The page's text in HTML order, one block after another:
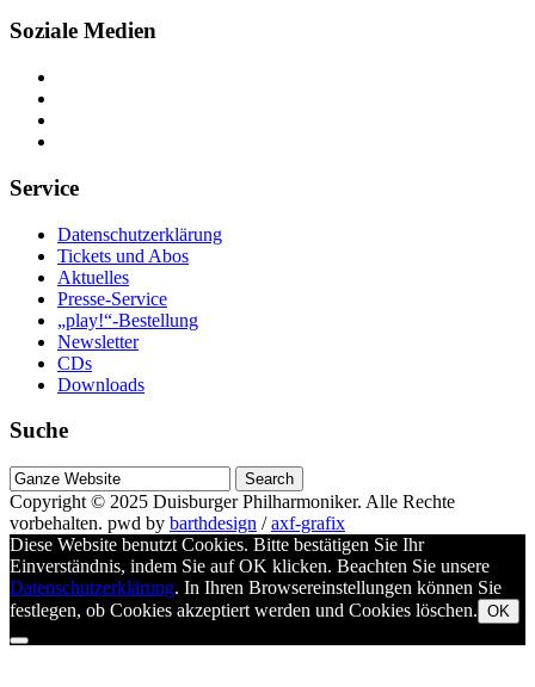
Soziale Medien
Service
Datenschutzerklärung
Tickets und Abos
Aktuelles
Presse-Service
„play!“-Bestellung
Newsletter
CDs
Downloads
Suche
Suche
nach
Copyright © 2025 Duisburger Philharmoniker. Alle Rechte
vorbehalten. pwd by barthdesign /axf-grafix
Diese Website benutzt Cookies. Bitte bestätigen Sie Ihr
Einverständnis, indem Sie auf OK klicken. Beachten Sie unsere
Datenschutzerklärung. In Ihren Browsereinstellungen können Sie
festlegen, ob Cookies akzeptiert werden und Cookies löschen. OK